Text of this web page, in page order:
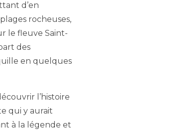
d’en
rocheuses,
le fleuve Saint-
des
en quelques
l’histoire
qui y aurait
à la légende et